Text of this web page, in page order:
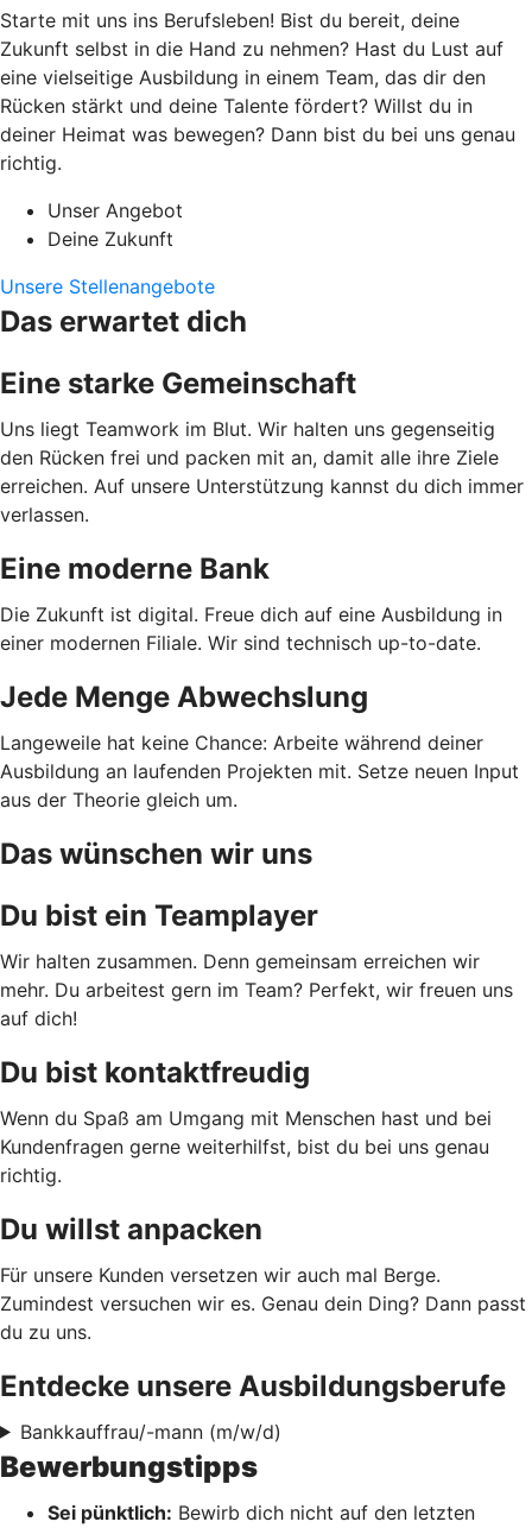
Starte mit uns ins Berufsleben! Bist du bereit, deine
Zukunft selbst in die Hand zu nehmen? Hast du Lust auf
eine vielseitige Ausbildung in einem Team, das dir den
Rücken stärkt und deine Talente fördert? Willst du in
deiner Heimat was bewegen? Dann bist du bei uns genau
richtig.
Unser Angebot
Deine Zukunft
Unsere Stellenangebote
Das erwartet dich
Eine starke Gemeinschaft
Uns liegt Teamwork im Blut. Wir halten uns gegenseitig
den Rücken frei und packen mit an, damit alle ihre Ziele
erreichen. Auf unsere Unterstützung kannst du dich immer
verlassen.
Eine moderne Bank
Die Zukunft ist digital. Freue dich auf eine Ausbildung in
einer modernen Filiale. Wir sind technisch up-to-date.
Jede Menge Abwechslung
Langeweile hat keine Chance: Arbeite während deiner
Ausbildung an laufenden Projekten mit. Setze neuen Input
aus der Theorie gleich um.
Das wünschen wir uns
Du bist ein Teamplayer
Wir halten zusammen. Denn gemeinsam erreichen wir
mehr. Du arbeitest gern im Team? Perfekt, wir freuen uns
auf dich!
Du bist kontaktfreudig
Wenn du Spaß am Umgang mit Menschen hast und bei
Kundenfragen gerne weiterhilfst, bist du bei uns genau
richtig.
Du willst anpacken
Für unsere Kunden versetzen wir auch mal Berge.
Zumindest versuchen wir es. Genau dein Ding? Dann passt
du zu uns.
Entdecke unsere Ausbildungsberufe
Bankkauffrau/-mann (m/w/d)
Bewerbungstipps
Sei pünktlich: Bewirb dich nicht auf den letzten